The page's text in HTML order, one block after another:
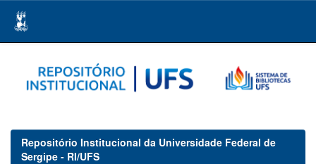
navigation
Repositório Institucional da Universidade Federal de
Sergipe - RI/UFS